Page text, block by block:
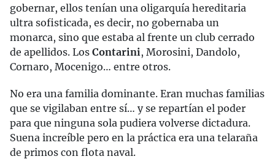
gobernar, ellos tenían una oligarquía hereditaria
ultra sofisticada, es decir, no gobernaba un
monarca, sino que estaba al frente un club cerrado
de apellidos. Los Contarini, Morosini, Dandolo,
Cornaro, Mocenigo… entre otros.
No era una familia dominante. Eran muchas familias
que se vigilaban entre sí… y se repartían el poder
para que ninguna sola pudiera volverse dictadura.
Suena increíble pero en la práctica era una telaraña
de primos con flota naval.